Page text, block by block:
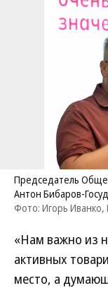
Председатель
Антон Бибаров-
Фото: Игорь
«Нам важно из
активных
место, а